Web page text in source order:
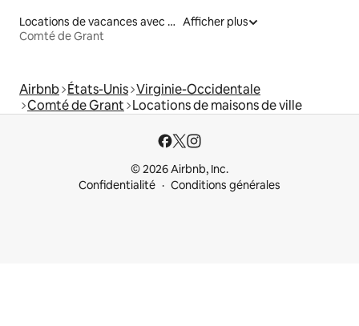
Locations de vacances avec piscine
Comté de Grant
Afficher plus
Airbnb États-Unis Virginie-Occidentale
Comté de Grant Locations de maisons de ville
© 2026 Airbnb, Inc.
Confidentialité
Conditions générales